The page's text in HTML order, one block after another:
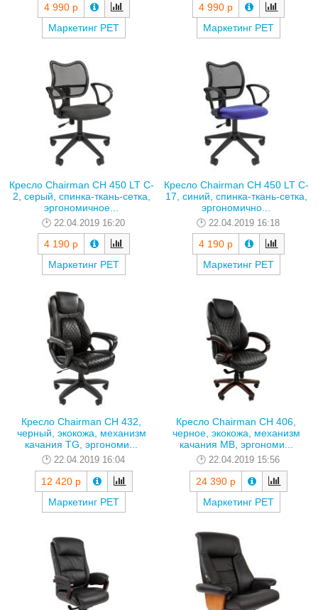
4 990 р
Маркетинг РЕТ
4 990 р
Маркетинг РЕТ
Кресло Chairman CH 450 LT C-
2, серый, спинка-ткань-сетка,
эргономичное...
22.04.2019 16:20
4 190 р
Маркетинг РЕТ
Кресло Chairman CH 450 LT C-
17, синий, спинка-ткань-сетка,
эргономично...
22.04.2019 16:18
4 190 р
Маркетинг РЕТ
Кресло Chairman CH 432,
черный, экокожа, механизм
качания TG, эргономи...
22.04.2019 16:04
12 420 р
Маркетинг РЕТ
Кресло Chairman CH 406,
черное, экокожа, механизм
качания MB, эргономи...
22.04.2019 15:56
24 390 р
Маркетинг РЕТ